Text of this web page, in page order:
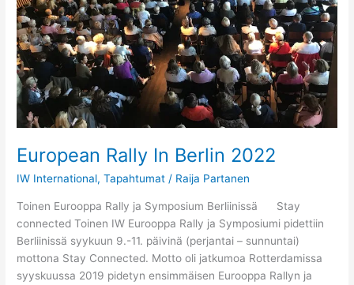
European Rally In Berlin 2022
IW International,Tapahtumat / Raija Partanen
Toinen Eurooppa Rally ja Symposium Berliinissä Stay
connected Toinen IW Eurooppa Rally ja Symposiumi pidettiin
Berliinissä syykuun 9.-11. päivinä (perjantai – sunnuntai)
mottona Stay Connected. Motto oli jatkumoa Rotterdamissa
syyskuussa 2019 pidetyn ensimmäisen Eurooppa Rallyn ja